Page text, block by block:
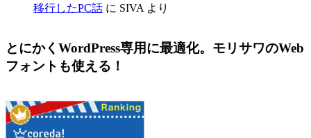
移行したPC話 に SIVA より
とにかくWordPress専用に最適化。モリサワのWeb
フォントも使える！